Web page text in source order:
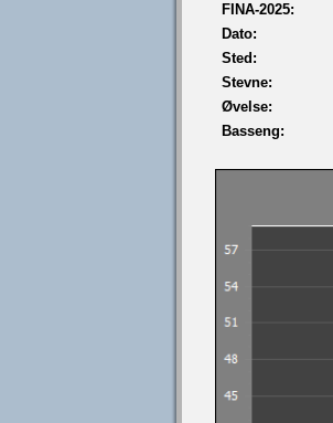
FINA-2025:
Dato:
Sted:
Stevne:
Øvelse:
Basseng: